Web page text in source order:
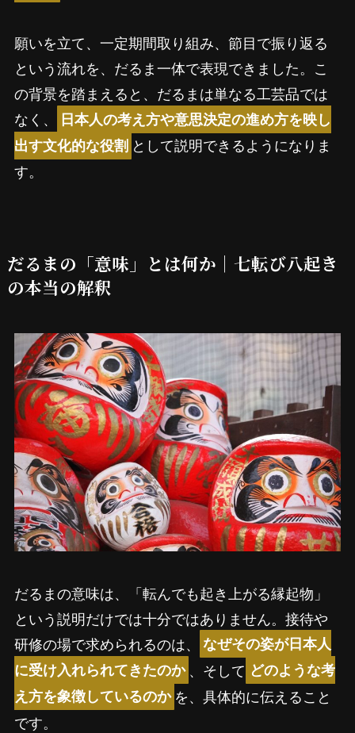
願いを立て、一定期間取り組み、節目で振り返る
という流れを、だるま一体で表現できました。こ
の背景を踏まえると、だるまは単なる工芸品では
なく、
日本人の考え方や意思決定の進め方を映し
出す文化的な役割 として説明できるようになりま
す。
だるまの「意味」とは何か｜七転び八起き
の本当の解釈
だるまの意味は、「転んでも起き上がる縁起物」
という説明だけでは十分ではありません。接待や
研修の場で求められるのは、
なぜその姿が日本人
に受け入れられてきたのか 、そして どのような考
え方を象徴しているのか を、具体的に伝えること
です。